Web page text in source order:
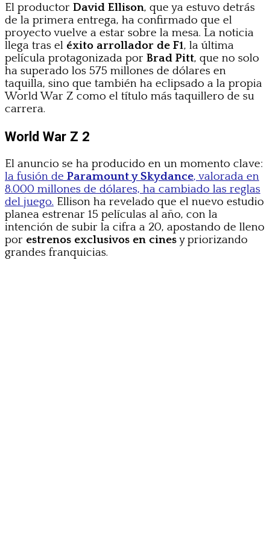
El productor David Ellison, que ya estuvo detrás
de la primera entrega, ha confirmado que el
proyecto vuelve a estar sobre la mesa. La noticia
llega tras el éxito arrollador de F1, la última
película protagonizada por Brad Pitt, que no solo
ha superado los 575 millones de dólares en
taquilla, sino que también ha eclipsado a la propia
World War Z como el título más taquillero de su
carrera.
World War Z 2
El anuncio se ha producido en un momento clave:
la fusión de Paramount y Skydance, valorada en
8.000 millones de dólares, ha cambiado las reglas
del juego. Ellison ha revelado que el nuevo estudio
planea estrenar 15 películas al año, con la
intención de subir la cifra a 20, apostando de lleno
por estrenos exclusivos en cinesy priorizando
grandes franquicias.